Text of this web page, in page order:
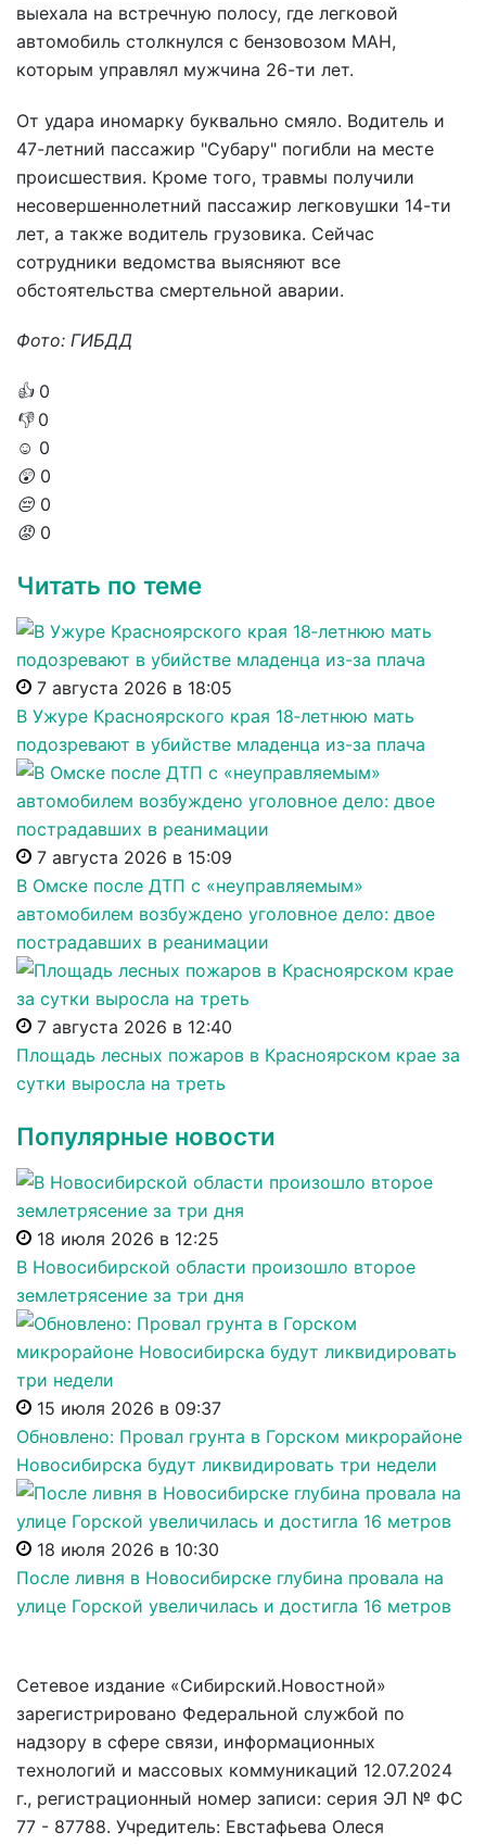
выехала на встречную полосу, где легковой
автомобиль столкнулся с бензовозом МАН,
которым управлял мужчина 26-ти лет.
От удара иномарку буквально смяло. Водитель и
47-летний пассажир "Субару" погибли на месте
происшествия. Кроме того, травмы получили
несовершеннолетний пассажир легковушки 14-ти
лет, а также водитель грузовика. Сейчас
сотрудники ведомства выясняют все
обстоятельства смертельной аварии.
Фото: ГИБДД
👍 0
👎 0
☺️ 0
😲 0
😔 0
😡 0
Читать по теме
7 августа 2026 в 18:05
В Ужуре Красноярского края 18‑летнюю мать
подозревают в убийстве младенца из-за плача
7 августа 2026 в 15:09
В Омске после ДТП с «неуправляемым»
автомобилем возбуждено уголовное дело: двое
пострадавших в реанимации
7 августа 2026 в 12:40
Площадь лесных пожаров в Красноярском крае за
сутки выросла на треть
Популярные новости
18 июля 2026 в 12:25
В Новосибирской области произошло второе
землетрясение за три дня
15 июля 2026 в 09:37
Обновлено: Провал грунта в Горском микрорайоне
Новосибирска будут ликвидировать три недели
18 июля 2026 в 10:30
После ливня в Новосибирске глубина провала на
улице Горской увеличилась и достигла 16 метров
Сетевое издание «Сибирский.Новостной»
зарегистрировано Федеральной службой по
надзору в сфере связи, информационных
технологий и массовых коммуникаций 12.07.2024
г., регистрационный номер записи: серия ЭЛ № ФС
77 - 87788. Учредитель: Евстафьева Олеся